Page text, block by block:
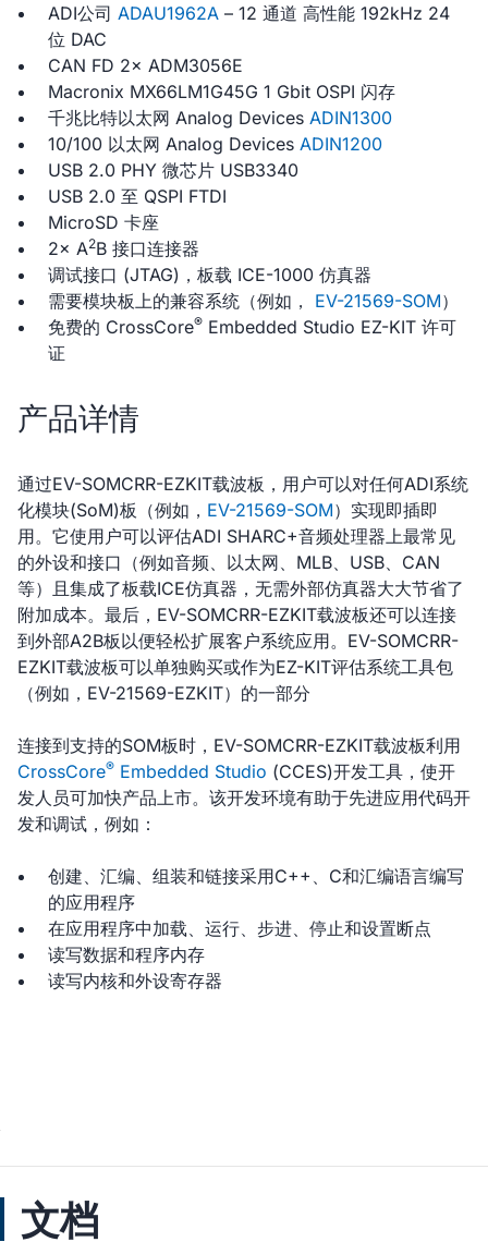
ADI公司 ADAU1962A – 12 通道 高性能 192kHz 24
位 DAC
CAN FD 2× ADM3056E
Macronix MX66LM1G45G 1 Gbit OSPI 闪存
千兆比特以太网 Analog Devices ADIN1300
10/100 以太网 Analog Devices ADIN1200
USB 2.0 PHY 微芯片 USB3340
USB 2.0 至 QSPI FTDI
MicroSD 卡座
2× A2B 接口连接器
调试接口 (JTAG)，板载 ICE-1000 仿真器
需要模块板上的兼容系统（例如， EV-21569-SOM）
免费的 CrossCore® Embedded Studio EZ-KIT 许可
证
产品详情
通过EV-SOMCRR-EZKIT载波板，用户可以对任何ADI系统
化模块(SoM)板（例如， EV-21569-SOM）实现即插即
用。它使用户可以评估ADI SHARC+音频处理器上最常见
的外设和接口（例如音频、以太网、MLB、USB、CAN
等）且集成了板载ICE仿真器，无需外部仿真器大大节省了
附加成本。最后，EV-SOMCRR-EZKIT载波板还可以连接
到外部A2B板以便轻松扩展客户系统应用。EV-SOMCRR-
EZKIT载波板可以单独购买或作为EZ-KIT评估系统工具包
（例如，EV-21569-EZKIT）的一部分
连接到支持的SOM板时，EV-SOMCRR-EZKIT载波板利用
CrossCore® Embedded Studio (CCES)开发工具，使开
发人员可加快产品上市。该开发环境有助于先进应用代码开
发和调试，例如：
创建、汇编、组装和链接采用C++、C和汇编语言编写
的应用程序
在应用程序中加载、运行、步进、停止和设置断点
读写数据和程序内存
读写内核和外设寄存器
文档